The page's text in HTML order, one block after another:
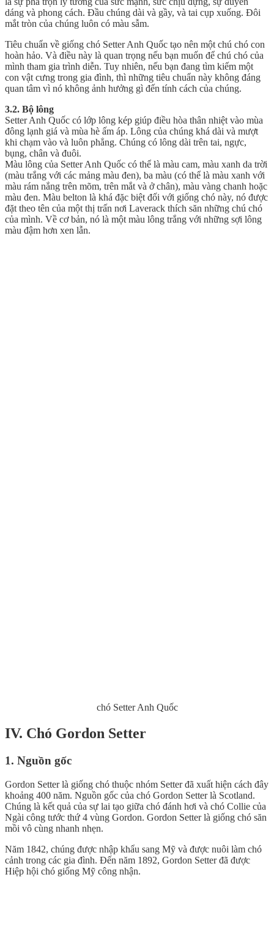
dáng và phong cách. Đầu chúng dài và gầy, và tai cụp xuống. Đôi
mắt tròn của chúng luôn có màu sẫm.
Tiêu chuẩn về giống chó Setter Anh Quốc tạo nên một chú chó con
hoàn hảo. Và điều này là quan trọng nếu bạn muốn để chú chó của
mình tham gia trình diễn. Tuy nhiên, nếu bạn đang tìm kiếm một
con vật cưng trong gia đình, thì những tiêu chuẩn này không đáng
quan tâm vì nó không ảnh hưởng gì đến tính cách của chúng.
3.2. Bộ lông
Setter Anh Quốc có lớp lông kép giúp điều hòa thân nhiệt vào mùa
đông lạnh giá và mùa hè ấm áp. Lông của chúng khá dài và mượt
khi chạm vào và luôn phẳng. Chúng có lông dài trên tai, ngực,
bụng, chân và đuôi.
Màu lông của Setter Anh Quốc có thể là màu cam, màu xanh da trời
(màu trắng với các mảng màu đen), ba màu (có thể là màu xanh với
màu rám nắng trên mõm, trên mắt và ở chân), màu vàng chanh hoặc
màu đen. Màu belton là khá đặc biệt đối với giống chó này, nó được
đặt theo tên của một thị trấn nơi Laverack thích săn những chú chó
của mình. Về cơ bản, nó là một màu lông trắng với những sợi lông
màu đậm hơn xen lẫn.
chó Setter Anh Quốc
IV. Chó Gordon Setter
1. Nguồn gốc
Gordon Setter là giống chó thuộc nhóm Setter đã xuất hiện cách đây
khoảng 400 năm. Nguồn gốc của chó Gordon Setter là Scotland.
Chúng là kết quả của sự lai tạo giữa chó đánh hơi và chó Collie của
Ngài công tước thứ 4 vùng Gordon. Gordon Setter là giống chó săn
mồi vô cùng nhanh nhẹn.
Năm 1842, chúng được nhập khẩu sang Mỹ và được nuôi làm chó
cảnh trong các gia đình. Đến năm 1892, Gordon Setter đã được
Hiệp hội chó giống Mỹ công nhận.